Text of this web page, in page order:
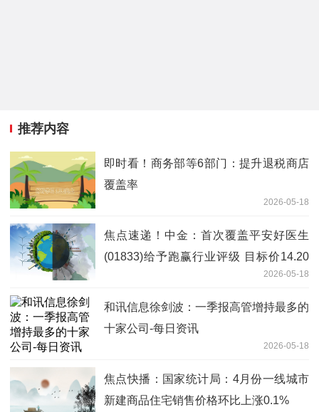
推荐内容
即时看！商务部等6部门：提升退税商店
覆盖率
2026-05-18
焦点速递！中金：首次覆盖平安好医生
(01833)给予跑赢行业评级 目标价14.20
2026-05-18
和讯信息徐剑波：一季报高管增持最多的
十家公司-每日资讯
2026-05-18
焦点快播：国家统计局：4月份一线城市
新建商品住宅销售价格环比上涨0.1%